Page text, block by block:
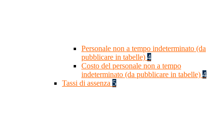
Personale non a tempo indeterminato (da
pubblicare in tabelle) 4
Costo del personale non a tempo
indeterminato (da pubblicare in tabelle) 4
Tassi di assenza 5